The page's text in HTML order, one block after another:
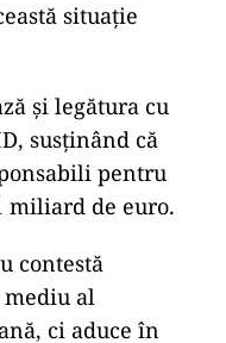
situație
și legătura cu
susținând că
pentru
miliard de euro.
contestă
al
ci aduce în